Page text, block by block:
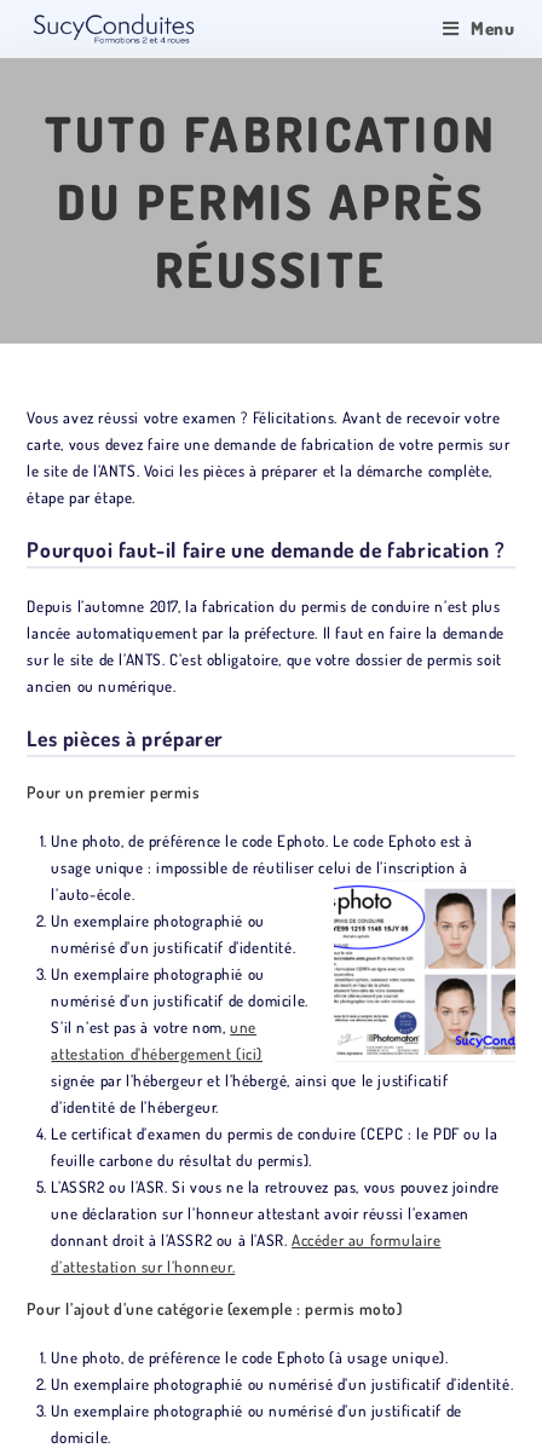
Menu
TUTO FABRICATION
DU PERMIS APRÈS
RÉUSSITE
Vous avez réussi votre examen ? Félicitations. Avant de recevoir votre
carte, vous devez faire une demande de fabrication de votre permis sur
le site de l’ANTS. Voici les pièces à préparer et la démarche complète,
étape par étape.
Pourquoi faut-il faire une demande de fabrication ?
Depuis l’automne 2017, la fabrication du permis de conduire n’est plus
lancée automatiquement par la préfecture. Il faut en faire la demande
sur le site de l’ANTS. C’est obligatoire, que votre dossier de permis soit
ancien ou numérique.
Les pièces à préparer
Pour un premier permis
Une photo, de préférence le code Ephoto. Le code Ephoto est à
usage unique : impossible de réutiliser celui de l’inscription à
l’auto-école.
Un exemplaire photographié ou
numérisé d’un justificatif d’identité.
Un exemplaire photographié ou
numérisé d’un justificatif de domicile.
S’il n’est pas à votre nom,une
attestation d’hébergement (ici)
signée par l’hébergeur et l’hébergé, ainsi que le justificatif
d’identité de l’hébergeur.
Le certificat d’examen du permis de conduire (CEPC : le PDF ou la
feuille carbone du résultat du permis).
L’ASSR2 ou l’ASR. Si vous ne la retrouvez pas, vous pouvez joindre
une déclaration sur l’honneur attestant avoir réussi l’examen
donnant droit à l’ASSR2 ou à l’ASR.Accéder au formulaire
d’attestation sur l’honneur.
Pour l’ajout d’une catégorie (exemple : permis moto)
Une photo, de préférence le code Ephoto (à usage unique).
Un exemplaire photographié ou numérisé d’un justificatif d’identité.
Un exemplaire photographié ou numérisé d’un justificatif de
domicile.